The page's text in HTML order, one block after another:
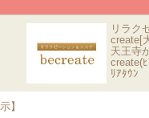
リラク
create[
天王寺
create(
ﾘｱﾀｳﾝ
】